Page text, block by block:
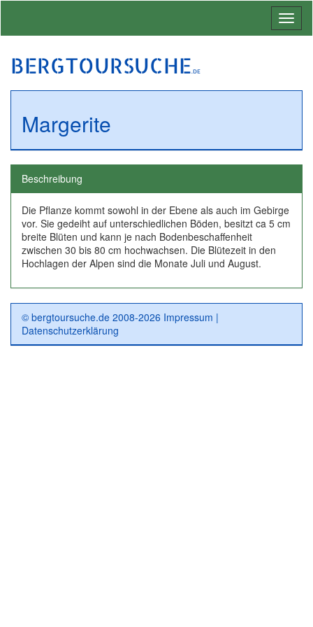
BERGTOURSUCHE.DE
Margerite
Beschreibung
Die Pflanze kommt sowohl in der Ebene als auch im Gebirge
vor. Sie gedeiht auf unterschiedlichen Böden, besitzt ca 5 cm
breite Blüten und kann je nach Bodenbeschaffenheit
zwischen 30 bis 80 cm hochwachsen. Die Blütezeit in den
Hochlagen der Alpen sind die Monate Juli und August.
© bergtoursuche.de 2008-2026 Impressum |
Datenschutzerklärung